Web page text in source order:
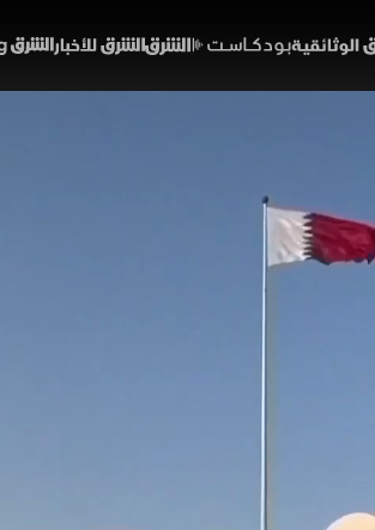
والأمنية، مع مؤشرات على تقدم في
لحصر السلاح بيد الدولة. بينما ترتفع